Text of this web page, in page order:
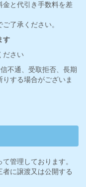
金と代引き手数料を差
了承ください。
す
ださい
不通、受取拒否、長期
する場合がございま
管理しております。
に譲渡又は公開する